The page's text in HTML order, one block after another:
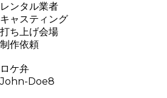
レンタル業者
キャスティング
打ち上げ会場
制作依頼
ロケ弁
John-Doe8